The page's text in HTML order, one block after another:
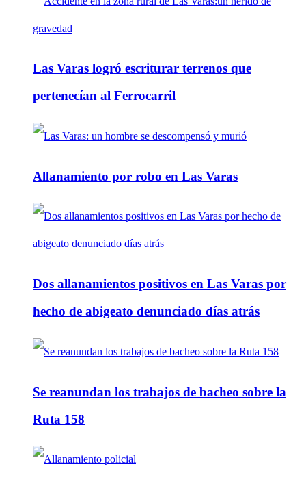
Las Varas logró escriturar terrenos que
pertenecían al Ferrocarril
Allanamiento por robo en Las Varas
Dos allanamientos positivos en Las Varas por
hecho de abigeato denunciado días atrás
Se reanundan los trabajos de bacheo sobre la
Ruta 158